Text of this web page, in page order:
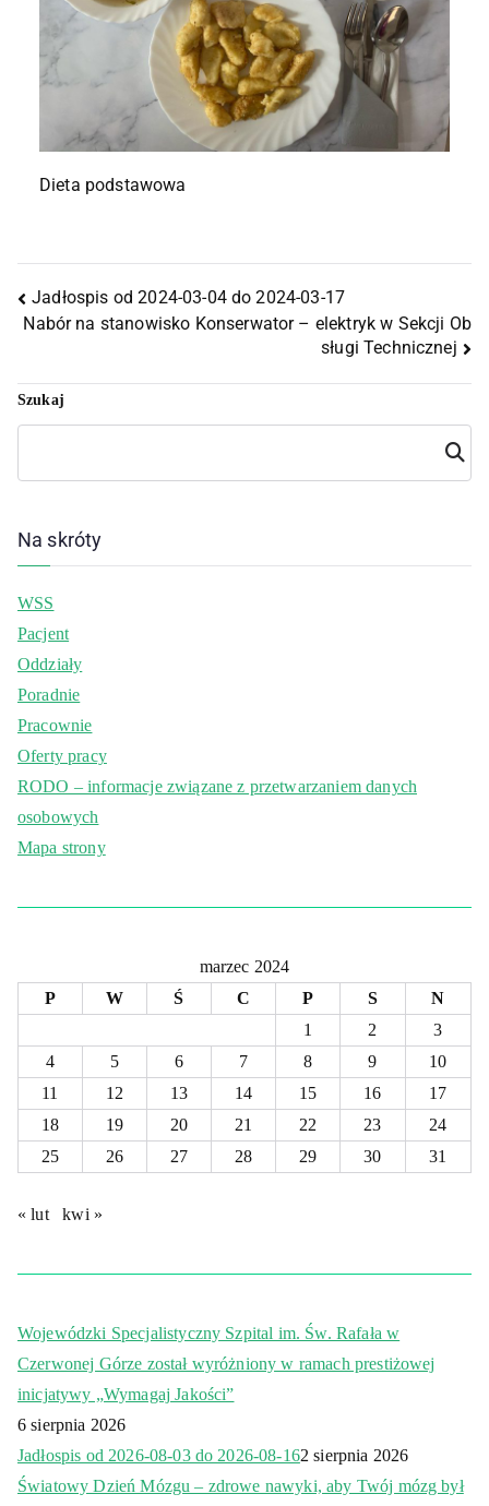
Dieta podstawowa
Jadłospis od 2024-03-04 do 2024-03-17
Nabór na stanowisko Konserwator – elektryk w Sekcji Ob
sługi Technicznej
Szukaj
Szuka
j
Na skróty
WSS
Pacjent
Oddziały
Poradnie
Pracownie
Oferty pracy
RODO – informacje związane z przetwarzaniem danych
osobowych
Mapa strony
marzec 2024
P
W Ś C P S
N
1
2
3
4
5 6 7 8 9
10
11
12 13 14 15 16
17
18
19 20 21 22 23
24
25
26 27 28 29 30 31
« lut kwi »
Wojewódzki Specjalistyczny Szpital im. Św. Rafała w
Czerwonej Górze został wyróżniony w ramach prestiżowej
inicjatywy „Wymagaj Jakości”
6 sierpnia 2026
Jadłospis od 2026-08-03 do 2026-08-162 sierpnia 2026
Światowy Dzień Mózgu – zdrowe nawyki, aby Twój mózg był